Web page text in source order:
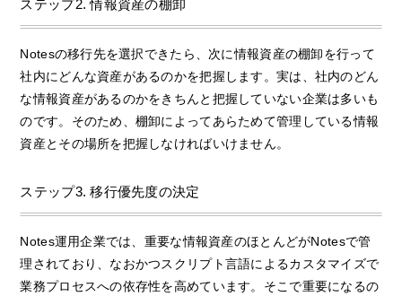
ステップ2. 情報資産の棚卸
Notesの移行先を選択できたら、次に情報資産の棚卸を行って
社内にどんな資産があるのかを把握します。実は、社内のどん
な情報資産があるのかをきちんと把握していない企業は多いも
のです。そのため、棚卸によってあらためて管理している情報
資産とその場所を把握しなければいけません。
ステップ3. 移行優先度の決定
Notes運用企業では、重要な情報資産のほとんどがNotesで管
理されており、なおかつスクリプト言語によるカスタマイズで
業務プロセスへの依存性を高めています。そこで重要になるの